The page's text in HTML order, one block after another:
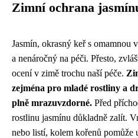
Zimní ochrana
Jasmín, okrasný keř s omamnou
a nenáročný na péči. Přesto,
ocení v zimě trochu naší péče.
zejména pro mladé rostliny a
plně mrazuvzdorné. Před
rostlinu jasmínu důkladně zalít.
nebo listí, kolem kořenů pomůže